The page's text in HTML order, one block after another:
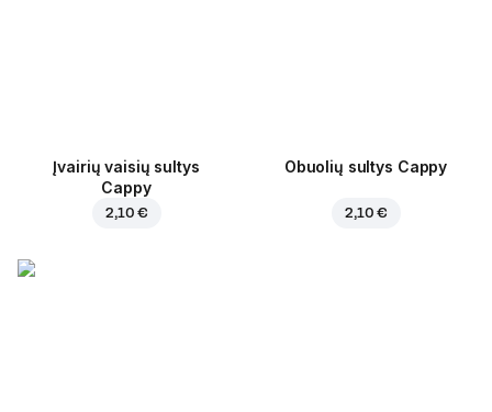
Įvairių vaisių sultys
Cappy
2,10 €
Obuolių sultys Cappy
2,10 €